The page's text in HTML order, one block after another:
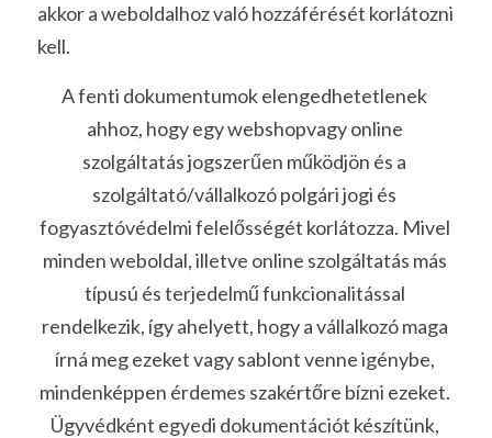
akkor a weboldalhoz való hozzáférését korlátozni
kell.
A fenti dokumentumok elengedhetetlenek
ahhoz, hogy egy webshopvagy online
szolgáltatás jogszerűen működjön és a
szolgáltató/vállalkozó polgári jogi és
fogyasztóvédelmi felelősségét korlátozza. Mivel
minden weboldal, illetve online szolgáltatás más
típusú és terjedelmű funkcionalitással
rendelkezik, így ahelyett, hogy a vállalkozó maga
írná meg ezeket vagy sablont venne igénybe,
mindenképpen érdemes szakértőre bízni ezeket.
Ügyvédként egyedi dokumentációt készítünk,